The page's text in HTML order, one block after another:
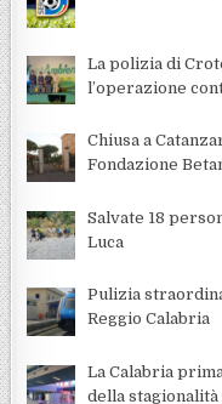
La polizia di
l’operazione
Chiusa a
Fondazione
Salvate 18
Luca
Pulizia
Reggio Calabria
La Calabria
della